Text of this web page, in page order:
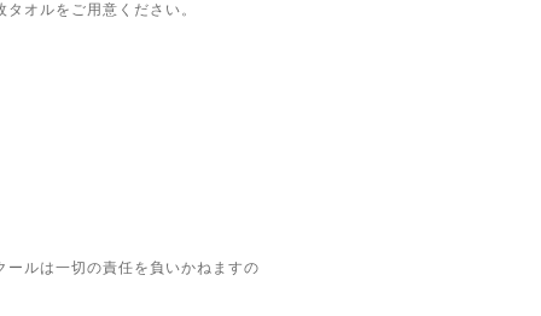
オルをご用意ください。
ルは一切の責任を負いかねますの